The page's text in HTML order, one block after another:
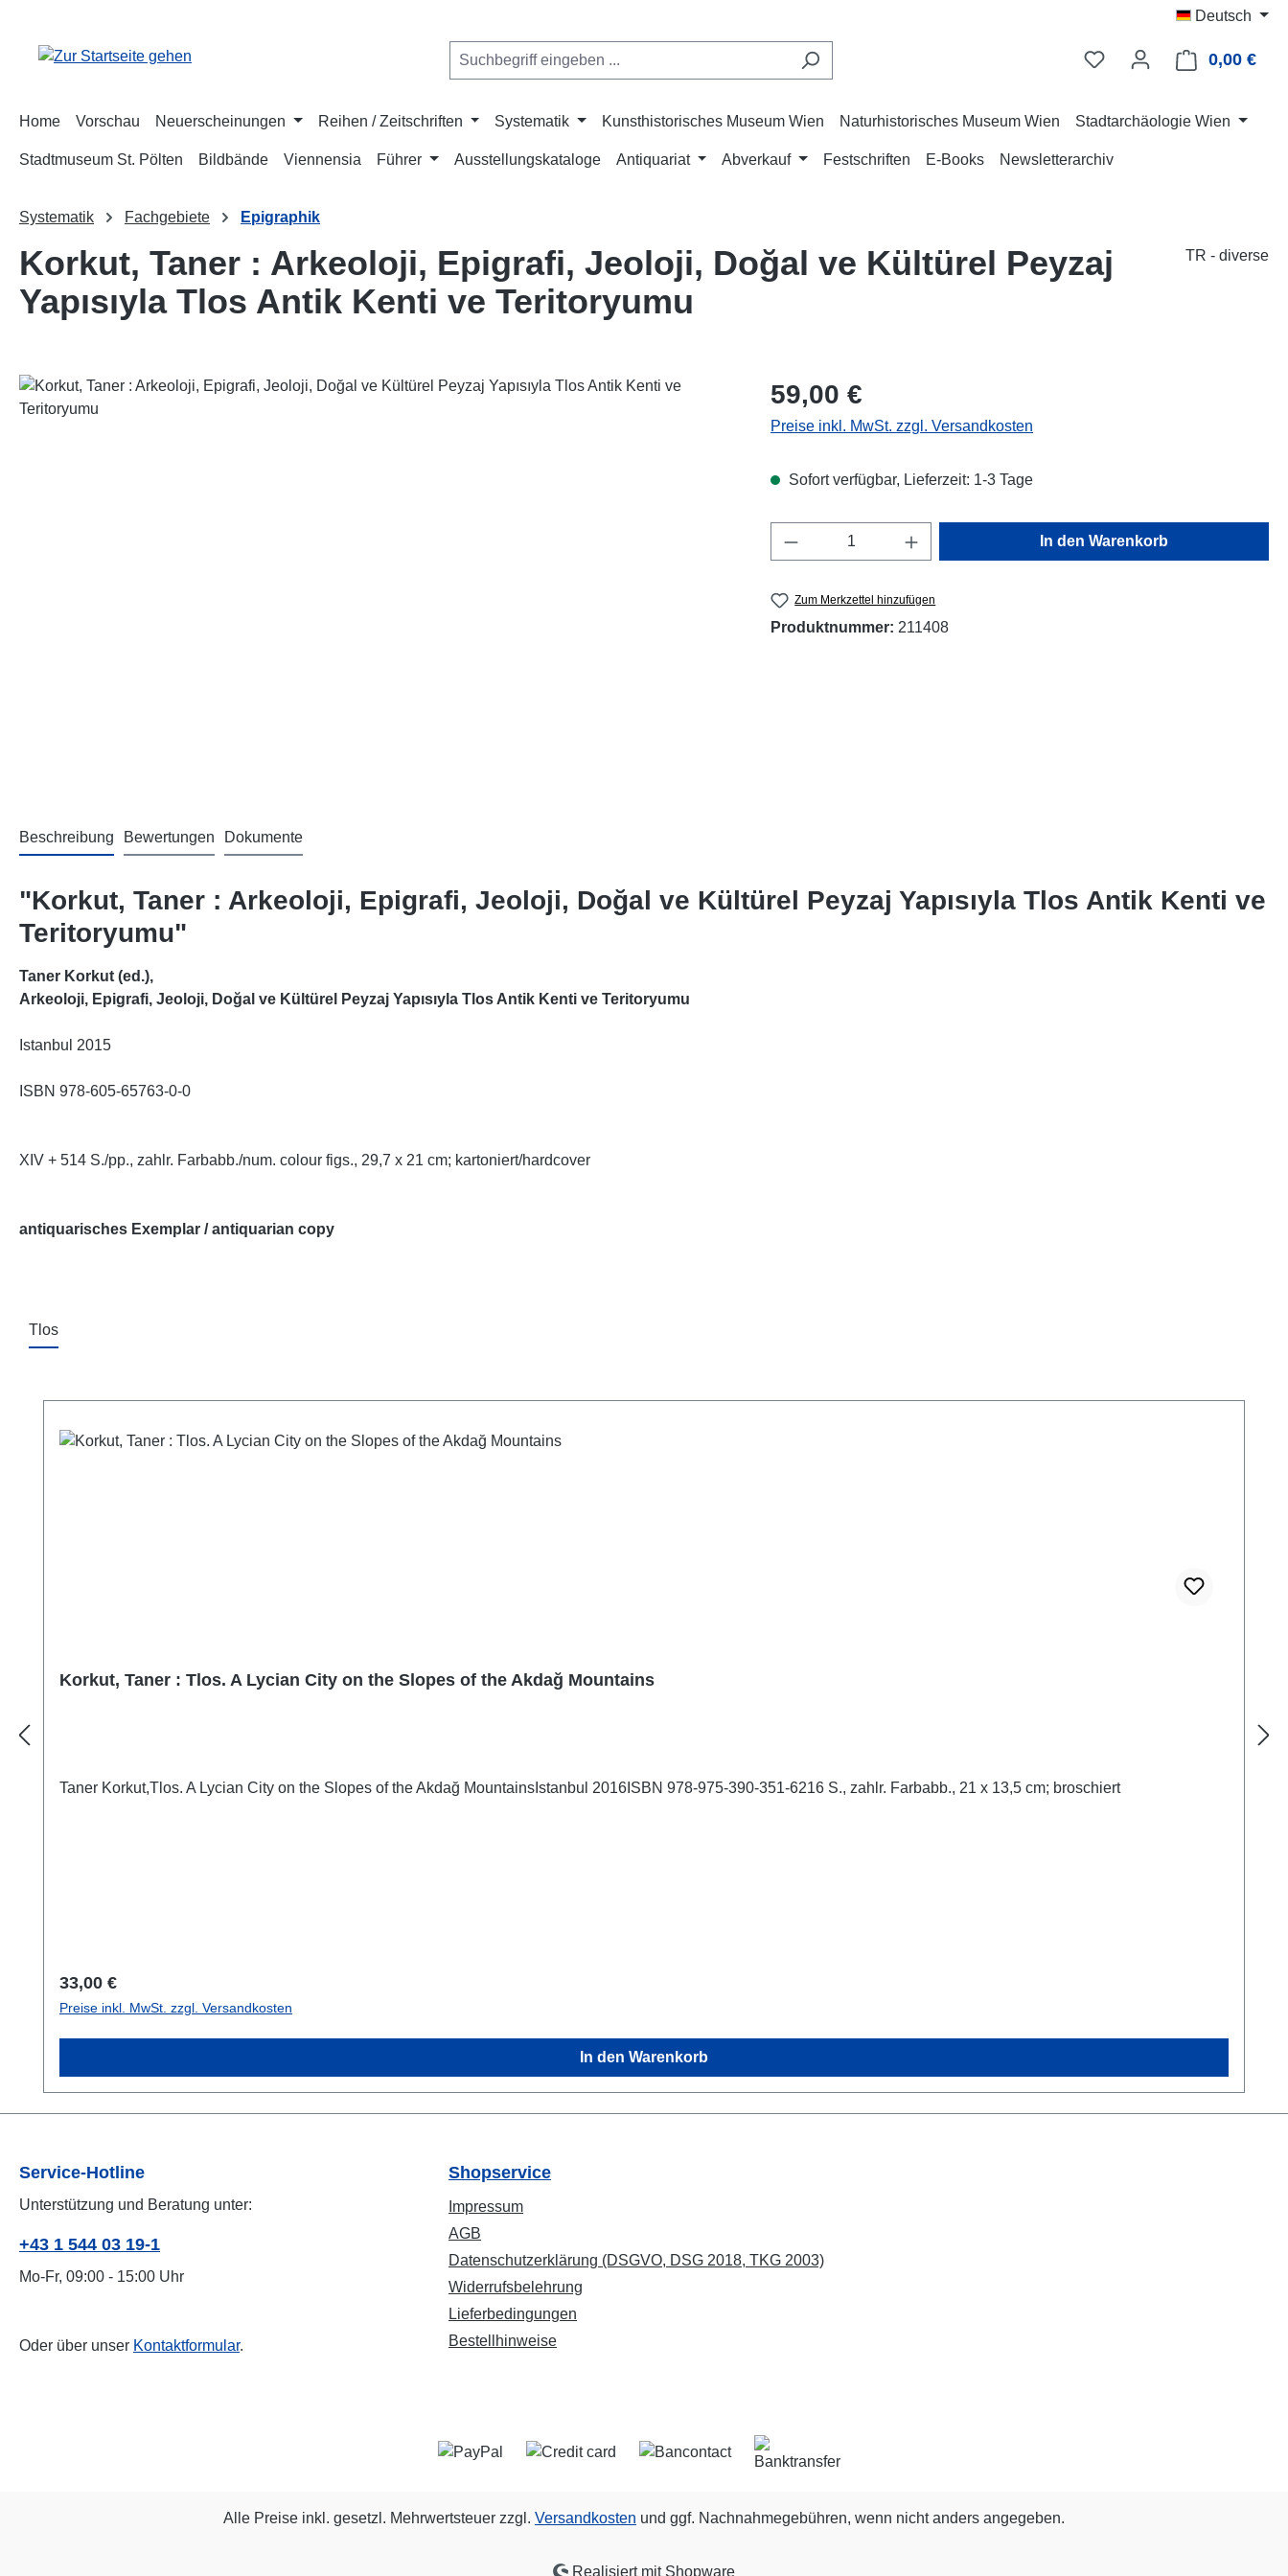
Deutsch
0,00 €
Home Vorschau Neuerscheinungen Reihen / Zeitschriften Systematik Kunsthistorisches Museum Wien Naturhistorisches Museum Wien Stadtarchäologie Wien
Stadtmuseum St. Pölten Bildbände Viennensia Führer Ausstellungskataloge Antiquariat Abverkauf Festschriften E-Books Newsletterarchiv
Systematik Fachgebiete Epigraphik
Korkut, Taner : Arkeoloji, Epigrafi, Jeoloji, Doğal ve Kültürel Peyzaj
Yapısıyla Tlos Antik Kenti ve Teritoryumu
TR - diverse
Bildergalerie überspringen Regulärer Preis:
59,00 €
Preise inkl. MwSt. zzgl. Versandkosten
Sofort verfügbar, Lieferzeit: 1-3 Tage
Produkt Anzahl: Gib den gewünschten Wert ein
In den Warenkorb
Zum Merkzettel hinzufügen
Produktnummer: 211408
Beschreibung Bewertungen Dokumente
"Korkut, Taner : Arkeoloji, Epigrafi, Jeoloji, Doğal ve Kültürel Peyzaj Yapısıyla Tlos Antik Kenti ve
Teritoryumu"
Taner Korkut (ed.),
Arkeoloji, Epigrafi, Jeoloji, Doğal ve Kültürel Peyzaj Yapısıyla Tlos Antik Kenti ve Teritoryumu
Istanbul 2015
ISBN 978-605-65763-0-0
XIV + 514 S./pp., zahlr. Farbabb./num. colour figs., 29,7 x 21 cm; kartoniert/hardcover
antiquarisches Exemplar / antiquarian copy
Tlos
Korkut, Taner : Tlos. A Lycian City on the Slopes of the Akdağ Mountains
Taner Korkut,Tlos. A Lycian City on the Slopes of the Akdağ MountainsIstanbul 2016ISBN 978-975-390-351-6216 S., zahlr. Farbabb., 21 x 13,5 cm; broschiert
Regulärer Preis:
33,00 €
Preise inkl. MwSt. zzgl. Versandkosten
In den Warenkorb
Service-Hotline
Unterstützung und Beratung unter:
+43 1 544 03 19-1
Mo-Fr, 09:00 - 15:00 Uhr
Oder über unser Kontaktformular.
Shopservice
Impressum
AGB
Datenschutzerklärung (DSGVO, DSG 2018, TKG 2003)
Widerrufsbelehrung
Lieferbedingungen
Bestellhinweise
Alle Preise inkl. gesetzl. Mehrwertsteuer zzgl. Versandkosten und ggf. Nachnahmegebühren, wenn nicht anders angegeben.
Realisiert mit Shopware